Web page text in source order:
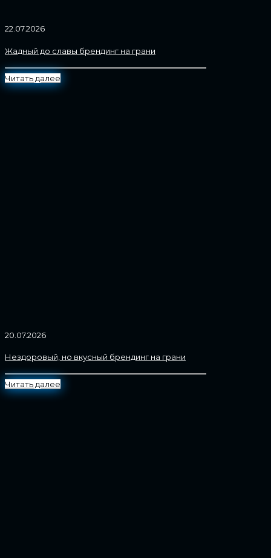
22.07.2026
Жадный до славы брендинг на грани
Читать далее
20.07.2026
Нездоровый, но вкусный брендинг на грани
Читать далее